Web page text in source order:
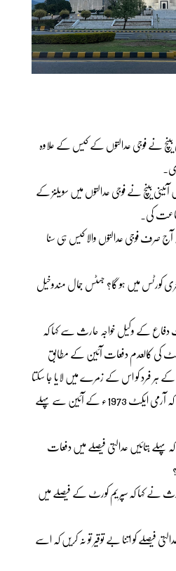
نے فوجی عدالتوں کے کیس کے علاوہ
بینچ نے فوجی عدالتوں میں سویلنز کے
کی۔
صرف فوجی عدالتوں والا کیس ہی سنا
کورٹس میں ہو گا؟ جسٹس جمال مندوخیل
کے وکیل خواجہ حارث سے کہا کہ
کی کالعدم دفعات آئین کے مطابق
ہر فرد کو اس کے زمرے میں لایا جا سکتا
ہے؟ اس پہلو کو بھی مدِ نظر رکھیں کہ آرمی ایکٹ 1973ء کے آئین سے پہلے
پہلے بتائیں عدالتی فیصلے میں دفعات
نے کہا کہ سپریم کورٹ کے فیصلے میں
فیصلے کو اتنا بے توقیر تو نہ کریں کہ اسے